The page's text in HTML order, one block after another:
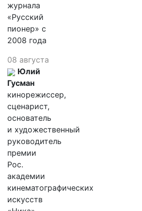
журнала
«Русский
пионер» с
2008 года
08 августа
Юлий
Гусман
кинорежиссер,
сценарист,
основатель
и художественный
руководитель
премии
Рос.
академии
кинематографических
искусств